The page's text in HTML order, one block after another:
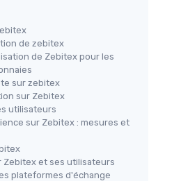
de zebitex
de Zebitex pour les
sur zebitex
sur Zebitex
utilisateurs
sur Zebitex : mesures et
Zebitex et ses utilisateurs
plateformes d'échange